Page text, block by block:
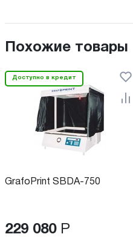
Похожие товары
Доступно в кредит
GrafoPrint SBDA-750
229 080 Р